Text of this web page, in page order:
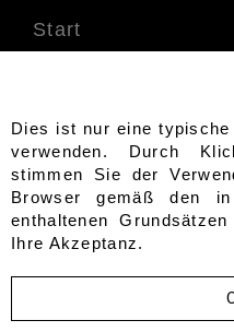
Start
Blog
Über Uns
Kontakt
Wishlist
Sevice
Dies ist nur eine
verwenden. Durch
stimmen Sie der
Browser gemäß den
enthaltenen
Ihre Akzeptanz.